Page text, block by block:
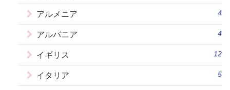
アルメニア 4
アルバニア 4
イギリス 12
イタリア 5